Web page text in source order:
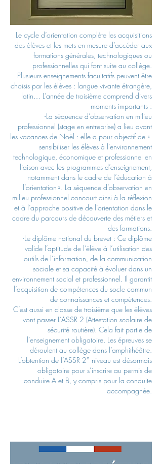
Le cycle d’orientation complète les acquisitions
des élèves et les mets en mesure d’accéder aux
formations générales, technologiques ou
professionnelles qui font suite au collège.
Plusieurs enseignements facultatifs peuvent être
choisis par les élèves : langue vivante étrangère,
latin… L’année de troisième comprend divers
moments importants :
-La séquence d’observation en milieu
professionnel (stage en entreprise) a lieu avant
les vacances de Noël : elle a pour objectif de «
sensibiliser les élèves à l’environnement
technologique, économique et professionnel en
liaison avec les programmes d’enseignement,
notamment dans le cadre de l’éducation à
l’orientation ». La séquence d’observation en
milieu professionnel concourt ainsi à la réflexion
et à l’approche positive de l’orientation dans le
cadre du parcours de découverte des métiers et
des formations.
-Le diplôme national du brevet : Ce diplôme
valide l’aptitude de l’élève à l’utilisation des
outils de l’information, de la communication
sociale et sa capacité à évoluer dans un
environnement social et professionnel. Il garantit
l’acquisition de compétences du socle commun
de connaissances et compétences.
C’est aussi en classe de troisième que les élèves
vont passer L’ASSR 2 (Attestation scolaire de
sécurité routière). Cela fait partie de
l’enseignement obligatoire. Les épreuves se
déroulent au collège dans l’amphithéâtre.
L’obtention de l’ASSR 2° niveau est désormais
obligatoire pour s’inscrire au permis de
conduire A et B, y compris pour la conduite
accompagnée.